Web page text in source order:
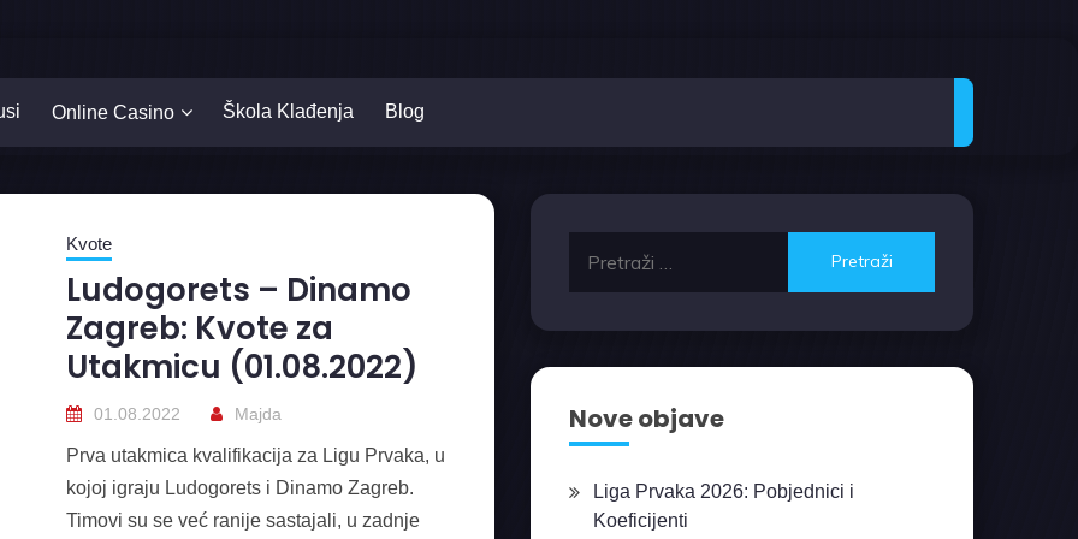
Online Casino Škola Klađenja Blog
Kvote
Ludogorets – Dinamo
Zagreb: Kvote za
Utakmicu (01.08.2022)
01.08.2022 Majda
Prva utakmica kvalifikacija za Ligu Prvaka, u
kojoj igraju Ludogorets i Dinamo Zagreb.
Timovi su se već ranije sastajali, u zadnje
Nove objave
Liga Prvaka 2026: Pobjednici i
Koeficijenti